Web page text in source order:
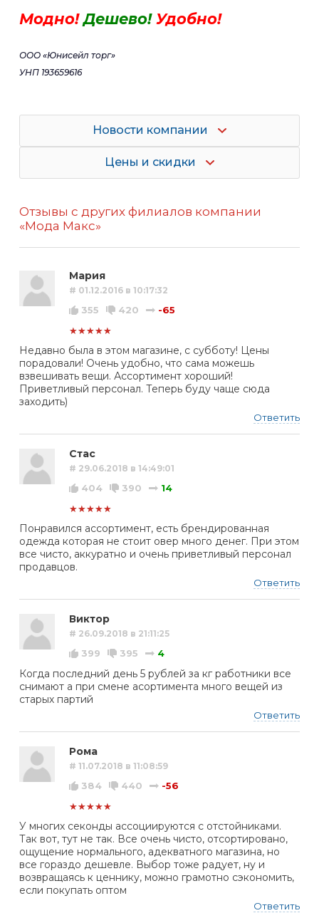
Модно!Дешево! Удобно!
ООО «Юнисейл торг»
УНП 193659616
Новости компании
Цены и скидки
Отзывы с других филиалов компании
«Мода Макс»
Мария
# 01.12.2016 в 10:17:32
355 420
-65
★★★★★
Недавно была в этом магазине, с субботу! Цены
порадовали! Очень удобно, что сама можешь
взвешивать вещи. Ассортимент хороший!
Приветливый персонал. Теперь буду чаще сюда
заходить)
Ответить
Стас
# 29.06.2018 в 14:49:01
404 390
14
★★★★★
Понравился ассортимент, есть брендированная
одежда которая не стоит овер много денег. При этом
все чисто, аккуратно и очень приветливый персонал
продавцов.
Ответить
Виктор
# 26.09.2018 в 21:11:25
399 395 4
Когда последний день 5 рублей за кг работники все
снимают а при смене асортимента много вещей из
старых партий
Ответить
Рома
# 11.07.2018 в 11:08:59
384 440
-56
★★★★★
У многих секонды ассоциируются с отстойниками.
Так вот, тут не так. Все очень чисто, отсортировано,
ощущение нормального, адекватного магазина, но
все гораздо дешевле. Выбор тоже радует, ну и
возвращаясь к ценнику, можно грамотно сэкономить,
если покупать оптом
Ответить